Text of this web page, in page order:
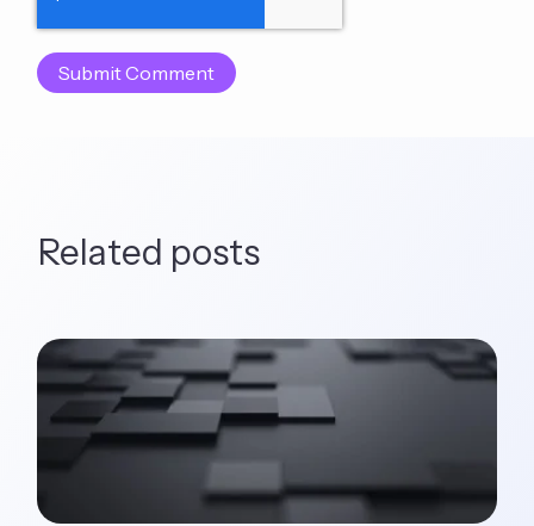
Related posts